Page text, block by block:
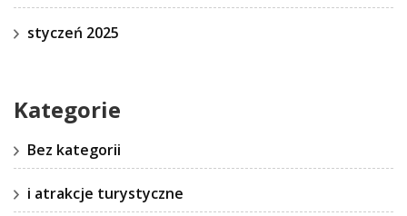
styczeń 2025
Kategorie
Bez kategorii
i atrakcje turystyczne